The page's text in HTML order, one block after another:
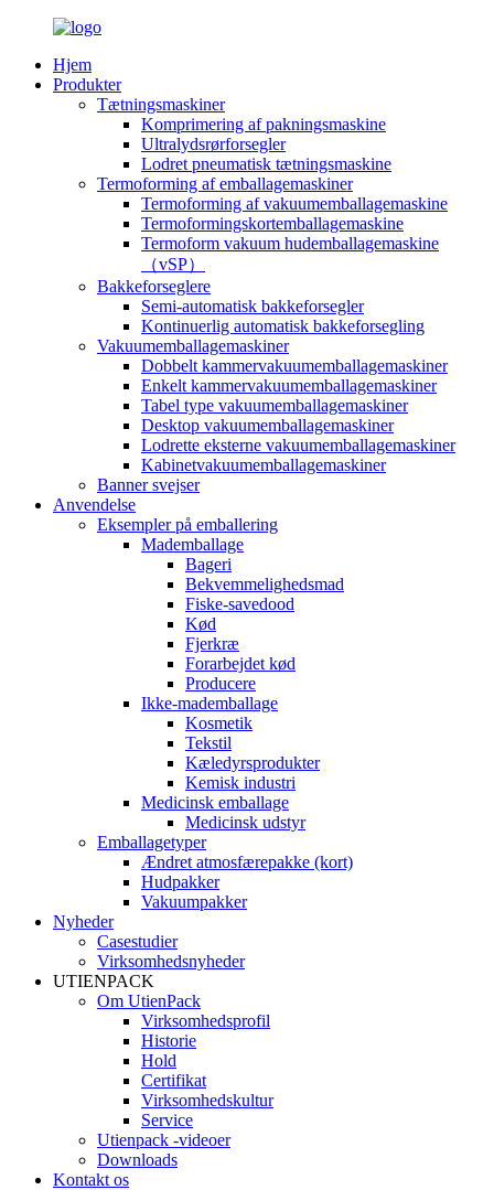
Hjem
Produkter
Tætningsmaskiner
Komprimering af pakningsmaskine
Ultralydsrørforsegler
Lodret pneumatisk tætningsmaskine
Termoforming af emballagemaskiner
Termoforming af vakuumemballagemaskine
Termoformingskortemballagemaskine
Termoform vakuum hudemballagemaskine
（vSP）
Bakkeforseglere
Semi-automatisk bakkeforsegler
Kontinuerlig automatisk bakkeforsegling
Vakuumemballagemaskiner
Dobbelt kammervakuumemballagemaskiner
Enkelt kammervakuumemballagemaskiner
Tabel type vakuumemballagemaskiner
Desktop vakuumemballagemaskiner
Lodrette eksterne vakuumemballagemaskiner
Kabinetvakuumemballagemaskiner
Banner svejser
Anvendelse
Eksempler på emballering
Mademballage
Bageri
Bekvemmelighedsmad
Fiske-savedood
Kød
Fjerkræ
Forarbejdet kød
Producere
Ikke-mademballage
Kosmetik
Tekstil
Kæledyrsprodukter
Kemisk industri
Medicinsk emballage
Medicinsk udstyr
Emballagetyper
Ændret atmosfærepakke (kort)
Hudpakker
Vakuumpakker
Nyheder
Casestudier
Virksomhedsnyheder
UTIENPACK
Om UtienPack
Virksomhedsprofil
Historie
Hold
Certifikat
Virksomhedskultur
Service
Utienpack -videoer
Downloads
Kontakt os